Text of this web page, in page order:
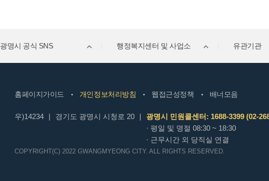
광명시 공식 SNS 행정복지센터 및 사업소 유관기관
홈페이지가이드 개인정보처리방침 웹접근성정책 배너모음
우)14234 | 경기도 광명시 시청로 20 |
광명시 민원콜센터: 1688-3399 (02-
· 평일 및 명절 08:30 ~ 18:30
· 근무시간 외 당직실 연결
COPYRIGHT(C) 2022 GWANGMYEONG CITY. ALL RIGHTS RESERVED.